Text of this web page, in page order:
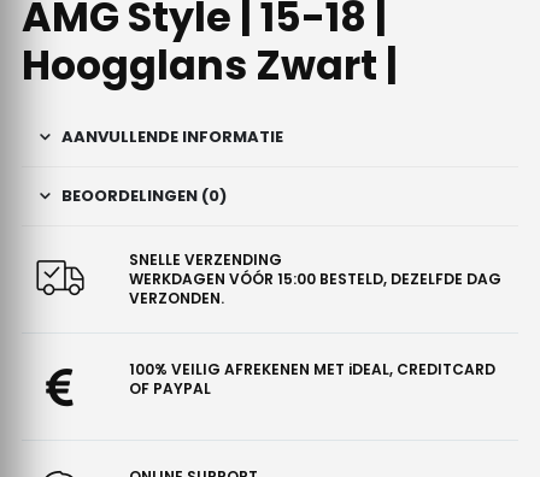
AMG Style | 15-18 |
Hoogglans Zwart |
AANVULLENDE INFORMATIE
BEOORDELINGEN (0)
SNELLE VERZENDING
WERKDAGEN VÓÓR 15:00 BESTELD, DEZELFDE DAG
VERZONDEN.
100% VEILIG AFREKENEN MET iDEAL, CREDITCARD
OF PAYPAL